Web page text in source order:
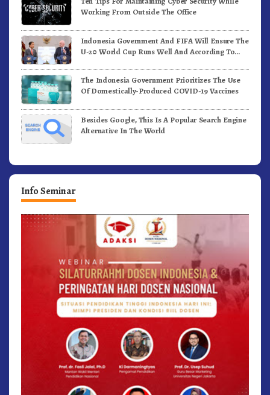
Working From Outside The Office
Indonesia Government And FIFA Will Ensure The
U-20 World Cup Runs Well And According To
The Indonesia Government Prioritizes The Use
Of Domestically-Produced COVID-19 Vaccines
Besides Google, This Is A Popular Search Engine
Alternative In The World
Info Seminar